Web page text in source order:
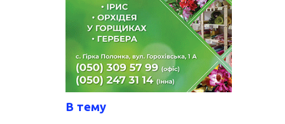
В тему